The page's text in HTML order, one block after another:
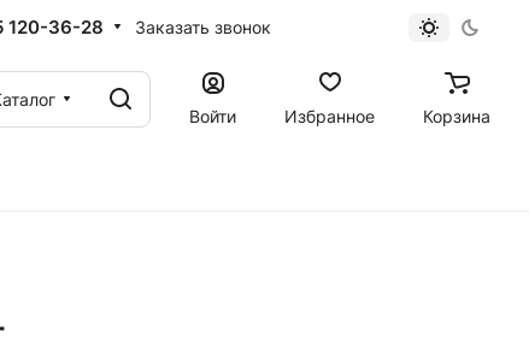
120-36-28 Заказать звонок
Войти
Избранное Корзина